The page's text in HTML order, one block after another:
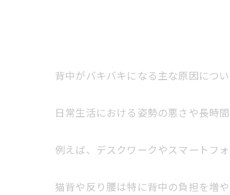
背中がバキバキになる主な原因に
日常生活における姿勢の悪さや長時
例えば、デスクワークやスマートフ
猫背や反り腰は特に背中の負担を増や